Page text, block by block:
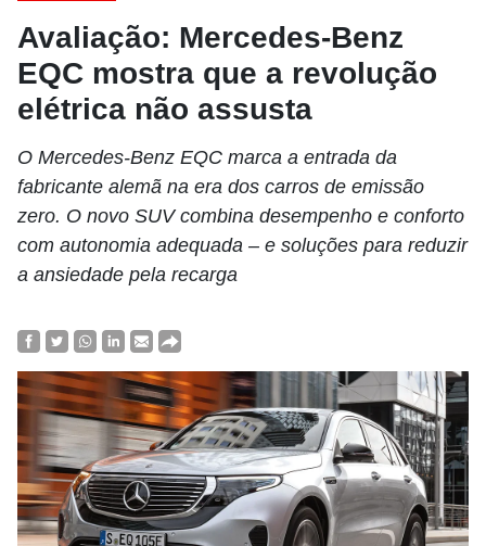
Avaliação: Mercedes-Benz
EQC mostra que a revolução
elétrica não assusta
O Mercedes-Benz EQC marca a entrada da
fabricante alemã na era dos carros de emissão
zero. O novo SUV combina desempenho e conforto
com autonomia adequada – e soluções para reduzir
a ansiedade pela recarga